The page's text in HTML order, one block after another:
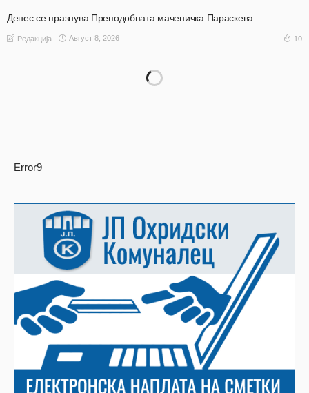
Денес се празнува Преподобната маченичка Параскева
Редакција Август 8, 2026 10
Error9